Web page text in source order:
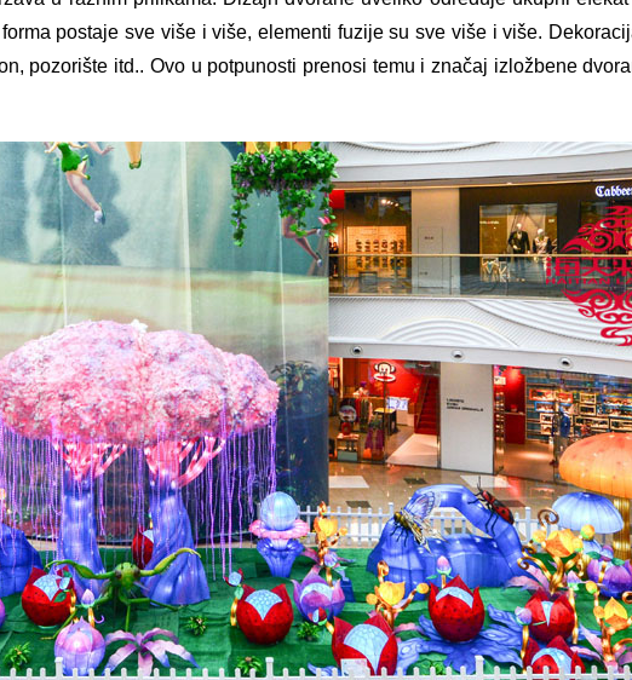
postaje sve više i više, elementi fuzije su sve više i više.
pozorište itd.. Ovo u potpunosti prenosi temu i značaj izložbene